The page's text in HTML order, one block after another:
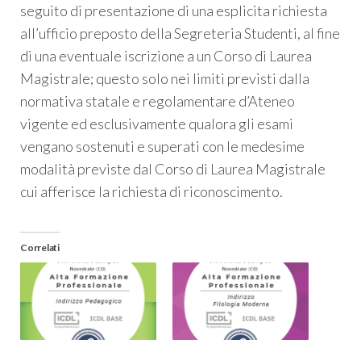
seguito di presentazione di una esplicita richiesta
all’ufficio preposto della Segreteria Studenti, al fine
di una eventuale iscrizione a un Corso di Laurea
Magistrale; questo solo nei limiti previsti dalla
normativa statale e regolamentare d’Ateneo
vigente ed esclusivamente qualora gli esami
vengano sostenuti e superati con le medesime
modalità previste dal Corso di Laurea Magistrale
cui afferisce la richiesta di riconoscimento.
Correlati